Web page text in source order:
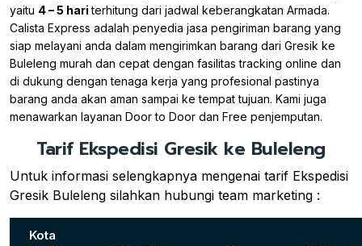
yaitu 4 – 5 hariterhitung dari jadwal keberangkatan Armada.
Calista Express adalah penyedia jasa pengiriman barang yang
siap melayani anda dalam mengirimkan barang dari Gresik ke
Buleleng murah dan cepat dengan fasilitas tracking online dan
di dukung dengan tenaga kerja yang profesional pastinya
barang anda akan aman sampai ke tempat tujuan. Kami juga
menawarkan layanan Door to Door dan Free penjemputan.
Tarif Ekspedisi Gresik ke Buleleng
Untuk informasi selengkapnya mengenai tarif Ekspedisi
Gresik Buleleng silahkan hubungi team marketing :
Kota